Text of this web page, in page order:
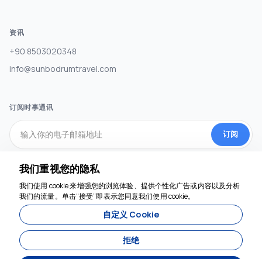
资讯
+90 8503020348
info@sunbodrumtravel.com
订阅时事通讯
订阅
社交媒体
我们重视您的隐私
我们使用 cookie 来增强您的浏览体验、提供个性化广告或内容以及分析
我们的流量。单击“接受”即表示您同意我们使用 cookie。
自定义 Cookie
拒绝
我们随时为您服务